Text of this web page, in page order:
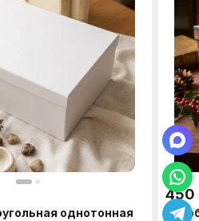
однотонная
450